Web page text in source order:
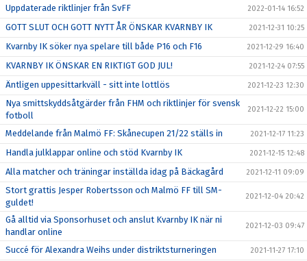
Uppdaterade riktlinjer från SvFF 2022-01-14 16:52
GOTT SLUT OCH GOTT NYTT ÅR ÖNSKAR KVARNBY IK 2021-12-31 10:25
Kvarnby IK söker nya spelare till både P16 och F16 2021-12-29 16:40
KVARNBY IK ÖNSKAR EN RIKTIGT GOD JUL! 2021-12-24 07:55
Äntligen uppesittarkväll - sitt inte lottlös 2021-12-23 12:30
Nya smittskyddsåtgärder från FHM och riktlinjer för svensk
fotboll
2021-12-22 15:00
Meddelande från Malmö FF: Skånecupen 21/22 ställs in 2021-12-17 11:23
Handla julklappar online och stöd Kvarnby IK 2021-12-15 12:48
Alla matcher och träningar inställda idag på Bäckagård 2021-12-11 09:09
Stort grattis Jesper Robertsson och Malmö FF till SM-
guldet!
2021-12-04 20:42
Gå alltid via Sponsorhuset och anslut Kvarnby IK när ni
handlar online
2021-12-03 09:47
Succé för Alexandra Weihs under distriktsturneringen 2021-11-27 17:10